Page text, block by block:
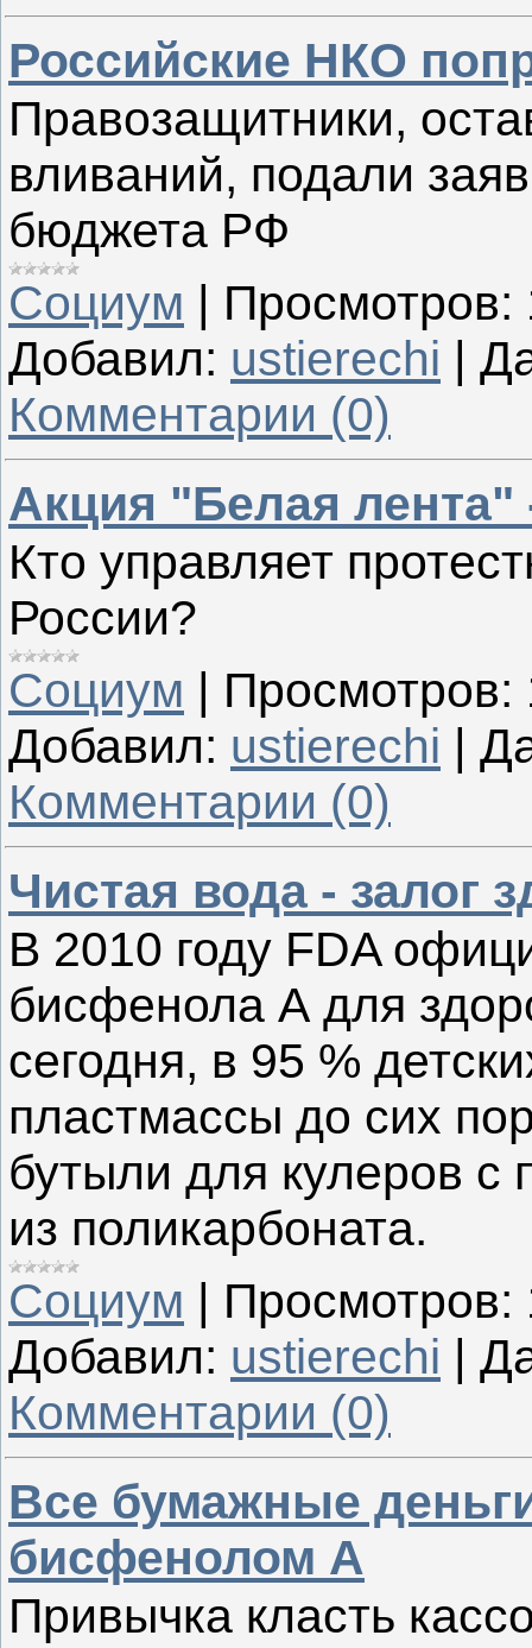
Российские НКО
Правозащитники,
вливаний, подали
бюджета РФ
Социум | Просмотров:
Добавил: ustierechi |
Комментарии (0)
Акция "Белая лента"
Кто управляет
России?
Социум | Просмотров:
Добавил: ustierechi |
Комментарии (0)
Чистая вода - залог
В 2010 году FDA
бисфенола А для
сегодня, в 95 %
пластмассы до сих
бутыли для кулеров с
из поликарбоната.
Социум | Просмотров:
Добавил: ustierechi |
Комментарии (0)
Все бумажные
бисфенолом А
Привычка класть